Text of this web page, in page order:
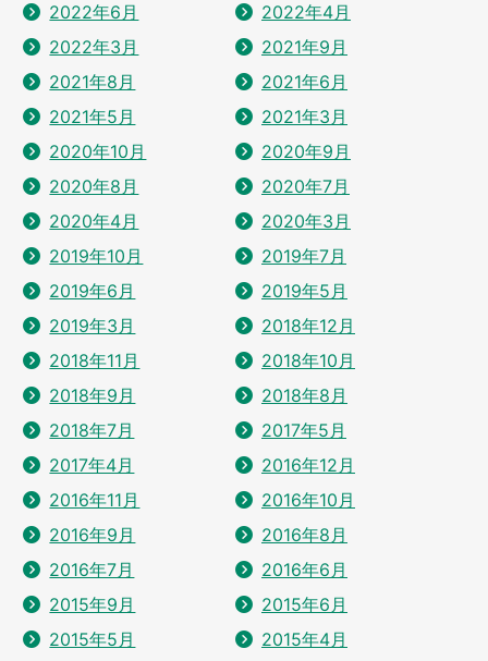
2022年6月
2022年4月
2022年3月
2021年9月
2021年8月
2021年6月
2021年5月
2021年3月
2020年10月
2020年9月
2020年8月
2020年7月
2020年4月
2020年3月
2019年10月
2019年7月
2019年6月
2019年5月
2019年3月
2018年12月
2018年11月
2018年10月
2018年9月
2018年8月
2018年7月
2017年5月
2017年4月
2016年12月
2016年11月
2016年10月
2016年9月
2016年8月
2016年7月
2016年6月
2015年9月
2015年6月
2015年5月
2015年4月